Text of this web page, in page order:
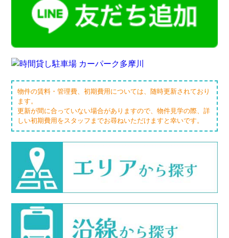
物件の賃料・管理費、初期費用については、随時更新されており
ます。
更新が間に合っていない場合がありますので、物件見学の際、詳
しい初期費用をスタッフまでお尋ねいただけますと幸いです。